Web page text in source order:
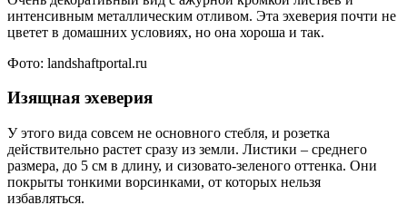
интенсивным металлическим отливом. Эта эхеверия почти не
цветет в домашних условиях, но она хороша и так.
Фото: landshaftportal.ru
Изящная эхеверия
У этого вида совсем не основного стебля, и розетка
действительно растет сразу из земли. Листики – среднего
размера, до 5 см в длину, и сизовато-зеленого оттенка. Они
покрыты тонкими ворсинками, от которых нельзя
избавляться.